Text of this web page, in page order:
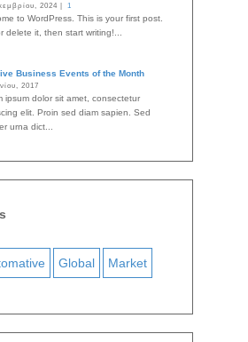
2024 | 1
to WordPress. This is your first post.
delete it, then start writing!...
Business Events of the Month
2017
ipsum dolor sit amet, consectetur
elit. Proin sed diam sapien. Sed
urna dict...
Global Market